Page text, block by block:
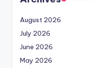
August 2026
July 2026
June 2026
May 2026